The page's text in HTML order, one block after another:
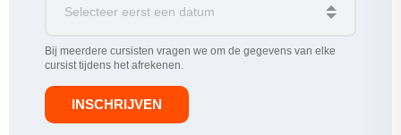
Bij meerdere cursisten vragen we om de gegevens van elke
cursist tijdens het afrekenen.
INSCHRIJVEN